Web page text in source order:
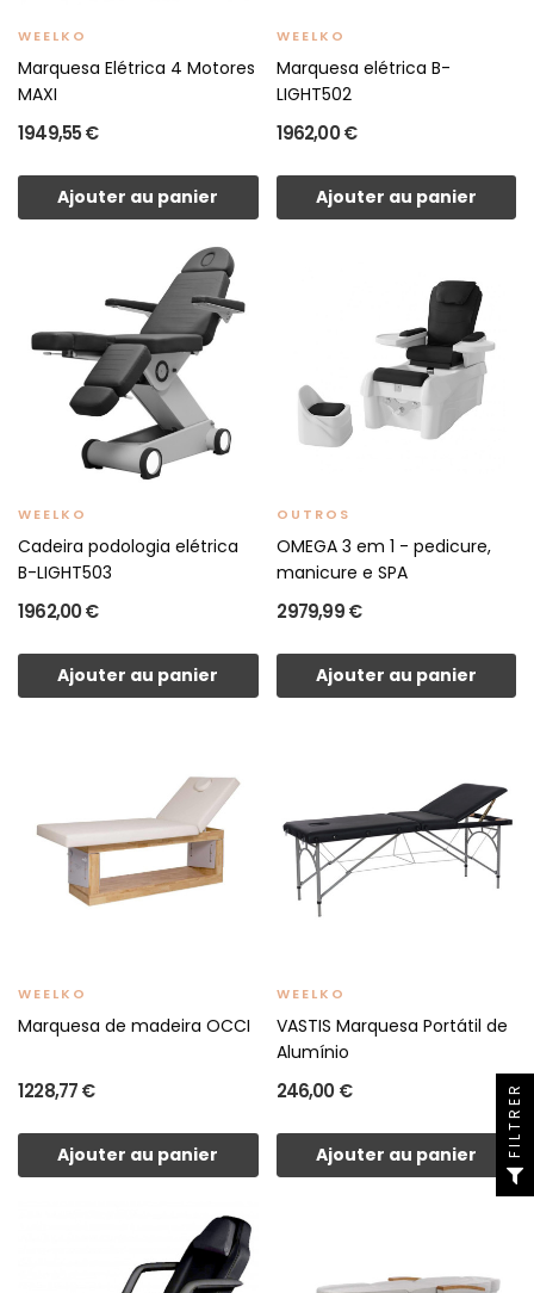
WEELKO
Marquesa Elétrica 4 Motores
MAXI
1 949,55 €
Ajouter au panier
WEELKO
Marquesa elétrica B-
LIGHT502
1 962,00 €
Ajouter au panier
WEELKO
Cadeira podologia elétrica
B-LIGHT503
1 962,00 €
Ajouter au panier
OUTROS
OMEGA 3 em 1 - pedicure,
manicure e SPA
2 979,99 €
Ajouter au panier
WEELKO
Marquesa de madeira OCCI
1 228,77 €
Ajouter au panier
WEELKO
VASTIS Marquesa Portátil de
Alumínio
246,00 €
Ajouter au panier FILTRER